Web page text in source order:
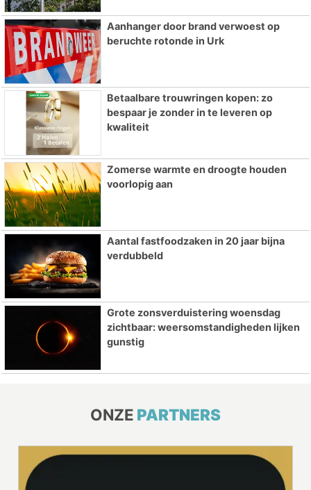
Aanhanger door brand verwoest op
beruchte rotonde in Urk
Betaalbare trouwringen kopen: zo
bespaar je zonder in te leveren op
kwaliteit
Zomerse warmte en droogte houden
voorlopig aan
Aantal fastfoodzaken in 20 jaar bijna
verdubbeld
Grote zonsverduistering woensdag
zichtbaar: weersomstandigheden lijken
gunstig
ONZE PARTNERS